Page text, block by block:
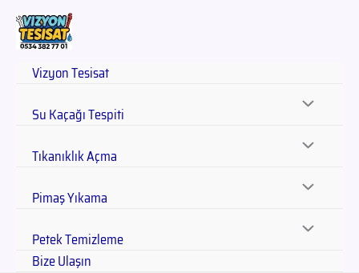
Vizyon Tesisat
Su Kaçağı Tespiti
Tıkanıklık Açma
Pimaş Yıkama
Petek Temizleme
Bize Ulaşın